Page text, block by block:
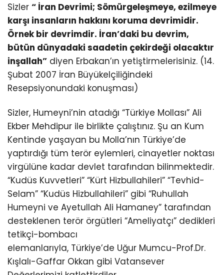
Sizler “ İran Devrimi; Sömürgeleşmeye, ezilmeye
karşı insanların hakkını koruma devrimidir.
Örnek bir devrimdir. İran’daki bu devrim,
bütün dünyadaki saadetin çekirdeği olacaktır
inşallah” diyen Erbakan’ın yetiştirmelerisiniz. (14.
Şubat 2007 İran Büyükelçiliğindeki
Resepsiyonundaki konuşması)
Sizler, Humeyni’nin atadığı “Türkiye Mollası” Ali
Ekber Mehdipur ile birlikte çalıştınız. Şu an Kum
Kentinde yaşayan bu Molla’nın Türkiye’de
yaptırdığı tüm terör eylemleri, cinayetler noktası
virgülüne kadar devlet tarafından bilinmektedir.
“Kudüs Kuvvetleri” “Kürt Hizbullahileri” “Tevhid-
Selam” “Kudüs Hizbullahileri” gibi “Ruhullah
Humeyni ve Ayetullah Ali Hamaney” tarafından
desteklenen terör örgütleri “Ameliyatçı” dedikleri
tetikçi-bombacı
elemanlarıyla, Türkiye’de Uğur Mumcu-Prof.Dr.
Kışlalı-Gaffar Okkan gibi Vatansever